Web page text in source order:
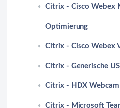
Citrix - Cisco Webex
Optimierung
Citrix - Cisco Webex
Citrix - Generische
Citrix - HDX
Citrix - Microsoft